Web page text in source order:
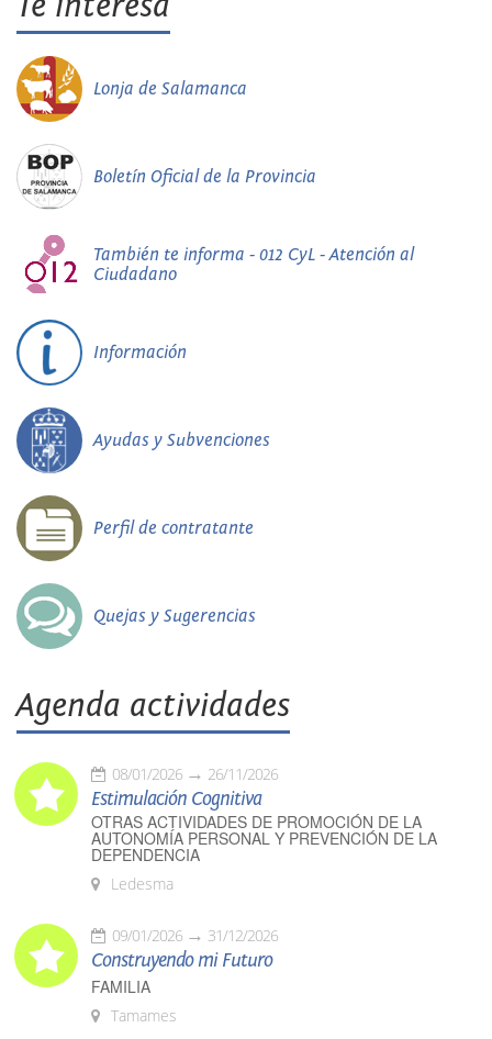
Lonja de Salamanca
Boletín Oficial de la Provincia
También te informa - 012 CyL - Atención al
Ciudadano
Información
Ayudas y Subvenciones
Perfil de contratante
Quejas y Sugerencias
Agenda actividades
08/01/2026 26/11/2026
Estimulación Cognitiva
OTRAS ACTIVIDADES DE PROMOCIÓN DE LA
AUTONOMÍA PERSONAL Y PREVENCIÓN DE LA
DEPENDENCIA
Ledesma
09/01/2026 31/12/2026
Construyendo mi Futuro
FAMILIA
Tamames